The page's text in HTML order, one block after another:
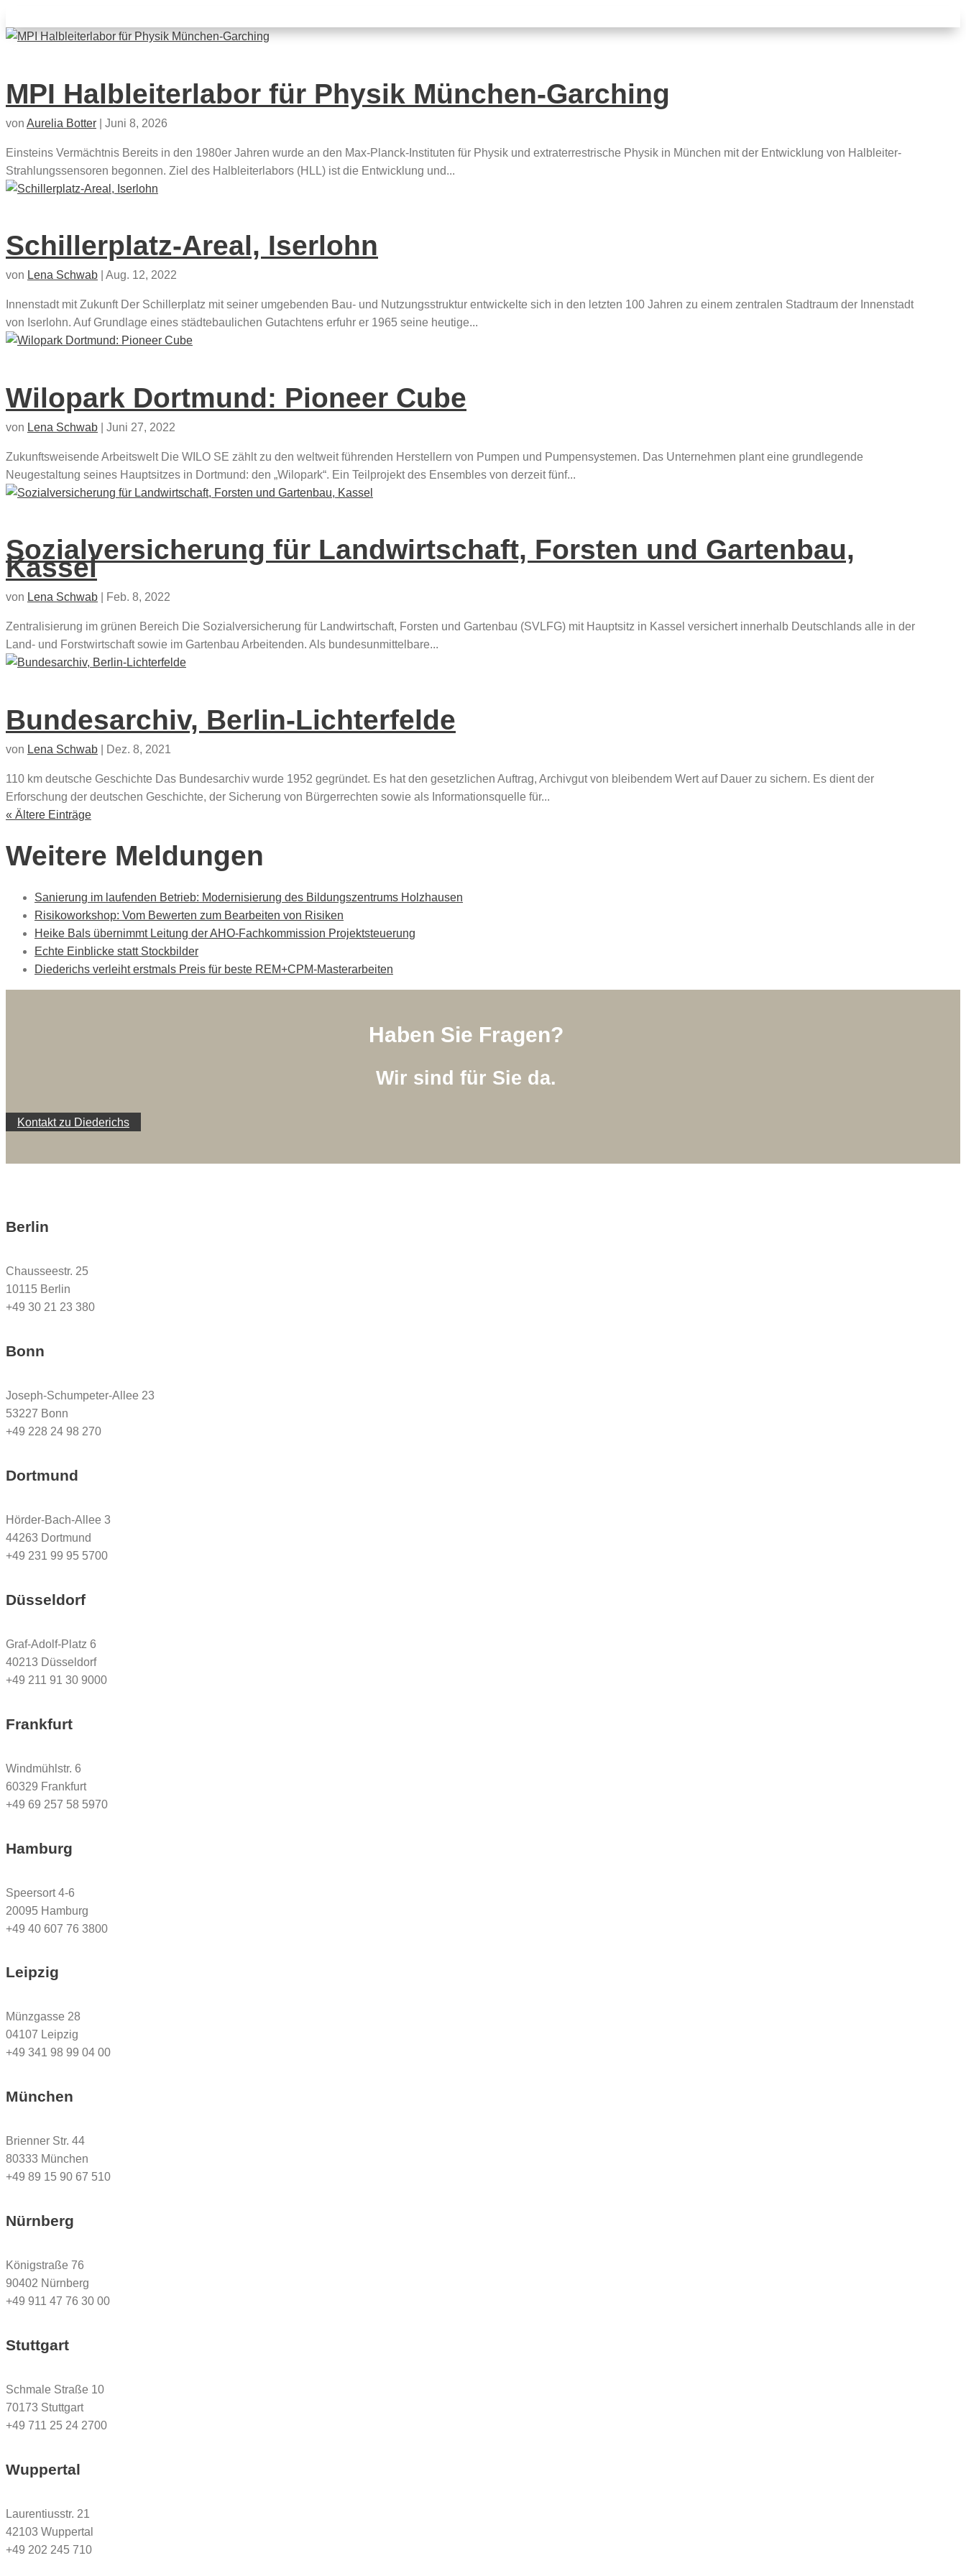
MPI Halbleiterlabor für Physik München-Garching
von Aurelia Botter Juni 8, 2026
Einsteins Vermächtnis Bereits in den 1980er Jahren wurde an den Max-Planck-Instituten für Physik und extraterrestrische Physik in München mit der Entwicklung von Halbleiter-
Strahlungssensoren begonnen. Ziel des Halbleiterlabors (HLL) ist die Entwicklung und...
Schillerplatz-Areal, Iserlohn
von Lena Schwab Aug. 12, 2022
Innenstadt mit Zukunft Der Schillerplatz mit seiner umgebenden Bau- und Nutzungsstruktur entwickelte sich in den letzten 100 Jahren zu einem zentralen Stadtraum der Innenstadt
von Iserlohn. Auf Grundlage eines städtebaulichen Gutachtens erfuhr er 1965 seine heutige...
Wilopark Dortmund: Pioneer Cube
von Lena Schwab Juni 27, 2022
Zukunftsweisende Arbeitswelt Die WILO SE zählt zu den weltweit führenden Herstellern von Pumpen und Pumpensystemen. Das Unternehmen plant eine grundlegende
Neugestaltung seines Hauptsitzes in Dortmund: den „Wilopark“. Ein Teilprojekt des Ensembles von derzeit fünf...
Sozialversicherung für Landwirtschaft, Forsten und Gartenbau,
Kassel
von Lena Schwab Feb. 8, 2022
Zentralisierung im grünen Bereich Die Sozialversicherung für Landwirtschaft, Forsten und Gartenbau (SVLFG) mit Hauptsitz in Kassel versichert innerhalb Deutschlands alle in der
Land- und Forstwirtschaft sowie im Gartenbau Arbeitenden. Als bundesunmittelbare...
Bundesarchiv, Berlin-Lichterfelde
von Lena Schwab Dez. 8, 2021
110 km deutsche Geschichte Das Bundesarchiv wurde 1952 gegründet. Es hat den gesetzlichen Auftrag, Archivgut von blei­bendem Wert auf Dauer zu sichern. Es dient der
Erforschung der deutschen Geschichte, der Sicherung von Bürgerrechten sowie als Informationsquelle für...
« Ältere Einträge
Weitere Meldungen
Sanierung im laufenden Betrieb: Modernisierung des Bildungszentrums Holzhausen
Risikoworkshop: Vom Bewerten zum Bearbeiten von Risiken
Heike Bals übernimmt Leitung der AHO-Fachkommission Projektsteuerung
Echte Einblicke statt Stockbilder
Diederichs verleiht erstmals Preis für beste REM+CPM-Masterarbeiten
Haben Sie Fragen?
Wir sind für Sie da.
Kontakt zu Diederichs
Berlin
Chausseestr. 25
10115 Berlin
+49 30 21 23 380
Bonn
Joseph-Schumpeter-Allee 23
53227 Bonn
+49 228 24 98 270
Dortmund
Hörder-Bach-Allee 3
44263 Dortmund
+49 231 99 95 5700
Düsseldorf
Graf-Adolf-Platz 6
40213 Düsseldorf
+49 211 91 30 9000
Frankfurt
Windmühlstr. 6
60329 Frankfurt
+49 69 257 58 5970
Hamburg
Speersort 4-6
20095 Hamburg
+49 40 607 76 3800
Leipzig
Münzgasse 28
04107 Leipzig
+49 341 98 99 04 00
München
Brienner Str. 44
80333 München
+49 89 15 90 67 510
Nürnberg
Königstraße 76
90402 Nürnberg
+49 911 47 76 30 00
Stuttgart
Schmale Straße 10
70173 Stuttgart
+49 711 25 24 2700
Wuppertal
Laurentiusstr. 21
42103 Wuppertal
+49 202 245 710